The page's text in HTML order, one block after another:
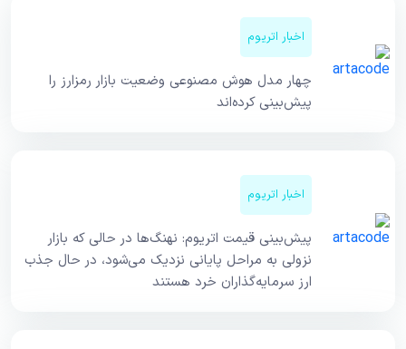
اخبار اتریوم
چهار مدل هوش مصنوعی وضعیت بازار رمزارز را
پیش‌بینی کرده‌اند
اخبار اتریوم
پیش‌بینی قیمت اتریوم: نهنگ‌ها در حالی که بازار
نزولی به مراحل پایانی نزدیک می‌شود، در حال جذب
ارز سرمایه‌گذاران خرد هستند